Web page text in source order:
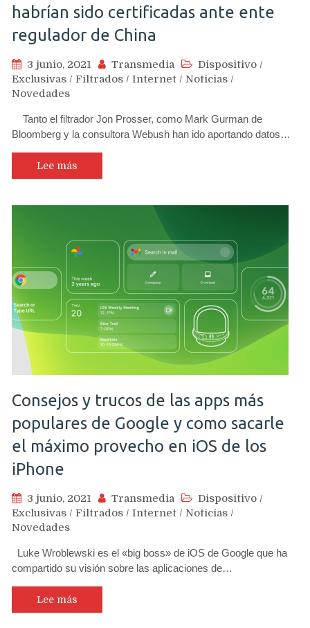
habrían sido certificadas ante ente
regulador de China
3 junio, 2021 Transmedia Dispositivo /
Exclusivas / Filtrados / Internet / Noticias /
Novedades
Tanto el filtrador Jon Prosser, como Mark Gurman de
Bloomberg y la consultora Webush han ido aportando datos…
Lee más
Consejos y trucos de las apps más
populares de Google y como sacarle
el máximo provecho en iOS de los
iPhone
3 junio, 2021 Transmedia Dispositivo /
Exclusivas / Filtrados / Internet / Noticias /
Novedades
Luke Wroblewski es el «big boss» de iOS de Google que ha
compartido su visión sobre las aplicaciones de…
Lee más